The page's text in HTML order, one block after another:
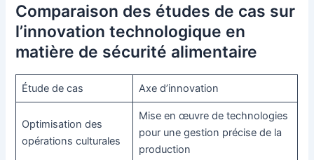
Comparaison des études de cas sur
l’innovation technologique en
matière de sécurité alimentaire
Étude de cas Axe d’innovation
Optimisation des
opérations culturales
Mise en œuvre de technologies
pour une gestion précise de la
production